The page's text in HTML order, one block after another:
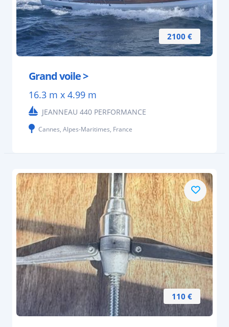
2100 €
Grand voile >
16.3 m x 4.99 m
JEANNEAU 440 PERFORMANCE
Cannes, Alpes-Maritimes, France
110 €